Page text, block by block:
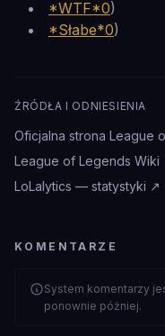
*WTF*0)
*Słabe*0)
ŹRÓDŁA I ODNIESIENIA
Oficjalna strona League
League of Legends Wiki
LoLalytics — statystyki ↗
KOMENTARZE
System komentarzy
ponownie później.